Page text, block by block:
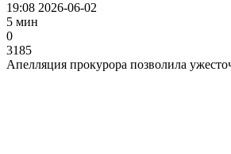
19:08 2026-06-02
5 мин
0
3185
Апелляция прокурора позволила